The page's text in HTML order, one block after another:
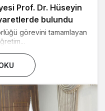
Prof. Dr. Hüseyin
bulundu
görevini tamamlayan